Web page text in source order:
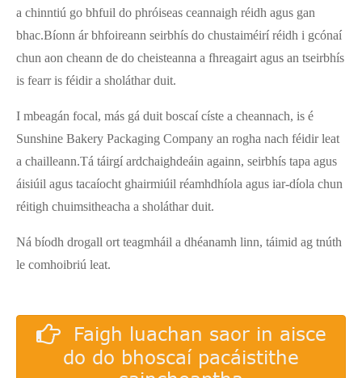
a chinntiú go bhfuil do phróiseas ceannaigh réidh agus gan
bhac.Bíonn ár bhfoireann seirbhís do chustaiméirí réidh i gcónaí
chun aon cheann de do cheisteanna a fhreagairt agus an tseirbhís
is fearr is féidir a sholáthar duit.
I mbeagán focal, más gá duit boscaí císte a cheannach, is é
Sunshine Bakery Packaging Company an rogha nach féidir leat
a chailleann.Tá táirgí ardchaighdeáin againn, seirbhís tapa agus
áisiúil agus tacaíocht ghairmiúil réamhdhíola agus iar-díola chun
réitigh chuimsitheacha a sholáthar duit.
Ná bíodh drogall ort teagmháil a dhéanamh linn, táimid ag tnúth
le comhoibriú leat.
Faigh luachan saor in aisce
do do bhoscaí pacáistithe